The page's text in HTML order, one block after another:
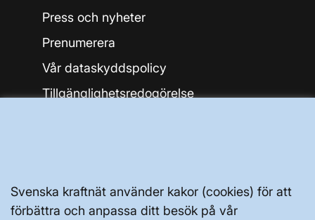
Svenska kraftnät använder kakor (cookies) för att
förbättra och anpassa ditt besök på vår
Svenska kraftnät, Box 1200, 172 24
Press och nyheter
Prenumerera
Vår dataskyddspolicy
Tillgänglighetsredogörelse